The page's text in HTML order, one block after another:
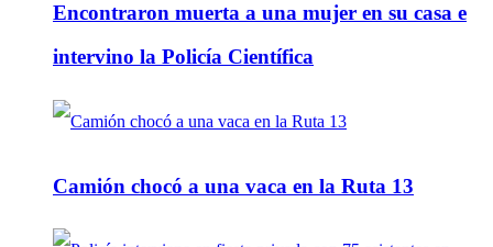
Encontraron muerta a una mujer en su casa e
intervino la Policía Científica
Camión chocó a una vaca en la Ruta 13